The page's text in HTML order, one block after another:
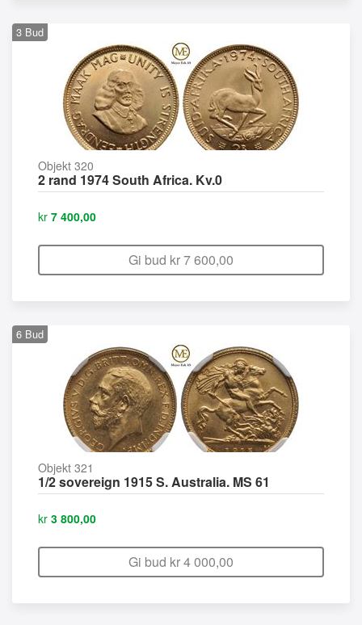
3 Bud
Objekt 320
2 rand 1974 South Africa. Kv.0
kr 7 400,00
Gi bud kr7 600,00
6 Bud
Objekt 321
1/2 sovereign 1915 S. Australia. MS 61
kr 3 800,00
Gi bud kr4 000,00